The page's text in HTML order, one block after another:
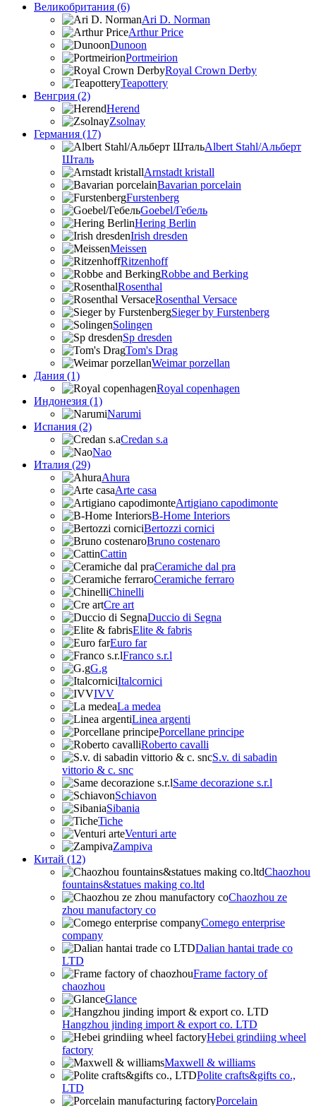
Великобритания (6)
Ari D. Norman
Arthur Price
Dunoon
Portmeirion
Royal Crown Derby
Teapottery
Венгрия (2)
Herend
Zsolnay
Германия (17)
Albert Stahl/Альбеpт
Шталь
Arnstadt kristall
Bavarian porcelain
Furstenberg
Goebel/Гебель
Hering Berlin
Irish dresden
Meissen
Ritzenhoff
Robbe and Berking
Rosenthal
Rosenthal Versace
Sieger by Furstenberg
Solingen
Sp dresden
Tom's Drag
Weimar porzellan
Дания (1)
Royal copenhagen
Индонезия (1)
Narumi
Испания (2)
Credan s.a
Nao
Италия (29)
Ahura
Arte casa
Artigiano capodimonte
B-Home Interiors
Bertozzi cornici
Bruno costenaro
Cattin
Ceramiche dal pra
Ceramiche ferraro
Chinelli
Cre art
Duccio di Segna
Elite & fabris
Euro far
Franco s.r.l
G.g
Italcornici
IVV
La medea
Linea argenti
Porcellane principe
Roberto cavalli
S.v. di sabadin
vittorio & c. snc
Same decorazione s.r.l
Schiavon
Sibania
Tiche
Venturi arte
Zampiva
Китай (12)
Chaozhou
fountains&statues making co.ltd
Chaozhou ze
zhou manufactory co
Comego enterprise
company
Dalian hantai trade co
LTD
Frame factory of
chaozhou
Glance
Hangzhou jinding import & export co. LTD
Hebei grindiing wheel
factory
Maxwell & williams
Polite crafts&gifts co.,
LTD
Porcelain